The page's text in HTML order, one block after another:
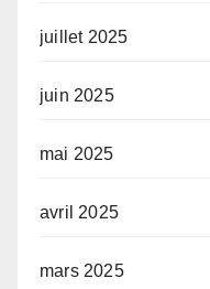
juillet 2025
juin 2025
mai 2025
avril 2025
mars 2025